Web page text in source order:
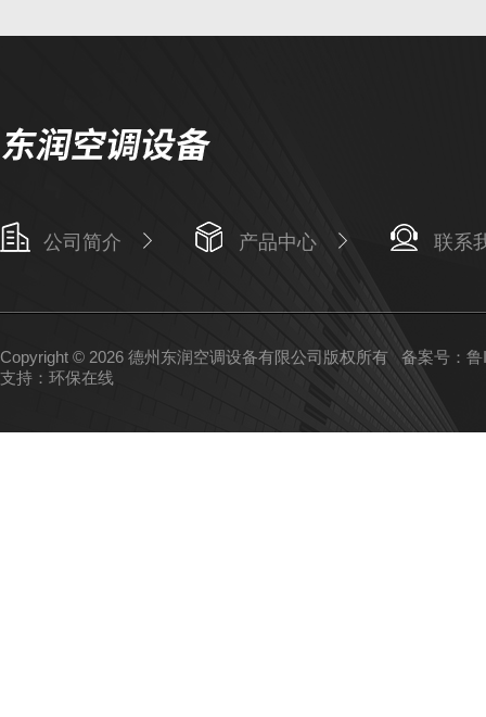
公司简介 产品中心 联系
Copyright © 2026 德州东润空调设备有限公司版权所有备案号：
支持： 环保在线